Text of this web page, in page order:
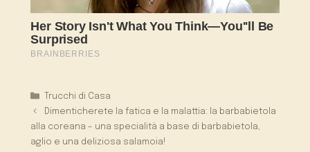
Categorie
Trucchi di Casa
Dimenticherete la fatica e la malattia: la barbabietola
alla coreana – una specialità a base di barbabietola,
aglio e una deliziosa salamoia!